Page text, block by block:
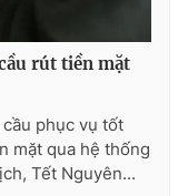
số 483/GP-BTTTT
Quốc Thắng,
355 932
rút tiền mặt
phục vụ tốt
mặt qua hệ thống
Tết Nguyên...